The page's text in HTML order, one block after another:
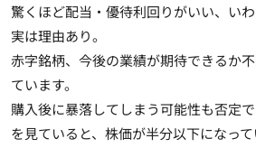
驚くほど配当・優待利回りがいい、い
実は理由あり。
赤字銘柄、今後の業績が期待できるか
ています。
購入後に暴落してしまう可能性も否定
を見ていると、株価が半分以下になっ